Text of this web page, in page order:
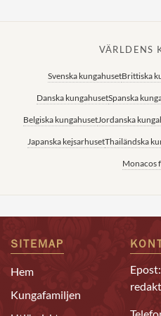
VÄRLDENS
Svenska kungahusetBrittiska
Danska kungahusetSpanska
Belgiska kungahusetJordanska
Japanska kejsarhusetThailändska
Monacos
SITEMAP
Hem
Kungafamiljen
Epost: